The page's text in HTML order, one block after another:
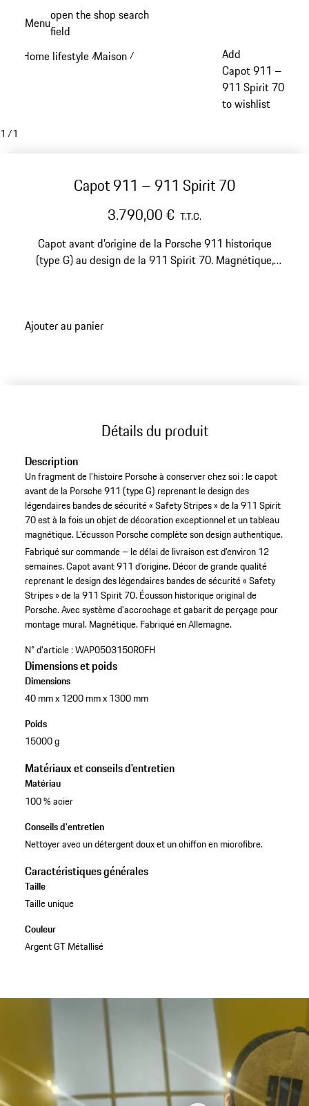
principal
Menuopen the shop search
field
Home lifestyle /Maison /
Add
Capot 911 –
911 Spirit 70
to wishlist
1 /1
Capot 911 – 911 Spirit 70
3.790,00 € T.T.C.
Capot avant d’origine de la Porsche 911 historique
(type G) au design de la 911 Spirit 70. Magnétique,
Ajouter au panier
Détails du produit
Description
Un fragment de l’histoire Porsche à conserver chez soi : le capot
avant de la Porsche 911 (type G) reprenant le design des
légendaires bandes de sécurité « Safety Stripes » de la 911 Spirit
70 est à la fois un objet de décoration exceptionnel et un tableau
magnétique. L’écusson Porsche complète son design authentique.
Fabriqué sur commande – le délai de livraison est d’environ 12
semaines.Capot avant 911 d’origine. Décor de grande qualité
reprenant le design des légendaires bandes de sécurité « Safety
Stripes » de la 911 Spirit 70. Écusson historique original de
Porsche.Avec système d’accrochage et gabarit de perçage pour
montage mural. Magnétique. Fabriqué en Allemagne.
N° d'article :WAP0503150R0FH
Dimensions et poids
Dimensions
40 mm x 1200 mm x 1300 mm
Poids
15000 g
Matériaux et conseils d'entretien
Matériau
100 % acier
Conseils d'entretien
Nettoyer avec un détergent doux et un chiffon en microfibre.
Caractéristiques générales
Taille
Taille unique
Couleur
Argent GT Métallisé